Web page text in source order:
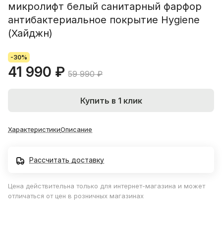
микролифт белый санитарный фарфор
антибактериальное покрытие Hygiene
(Хайджн)
-30%
41 990 ₽ 59 990 ₽
Купить в 1 клик
ХарактеристикиОписание
Рассчитать доставку
Цена действительна только для интернет-магазина и может
отличаться от цен в розничных магазинах